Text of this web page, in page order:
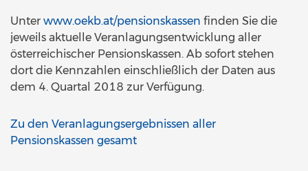
Unter www.oekb.at/pensionskassen finden Sie die
jeweils aktuelle Veranlagungsentwicklung aller
österreichischer Pensionskassen. Ab sofort stehen
dort die Kennzahlen einschließlich der Daten aus
dem 4. Quartal 2018 zur Verfügung.
Zu den Veranlagungsergebnissen aller
Pensionskassen gesamt